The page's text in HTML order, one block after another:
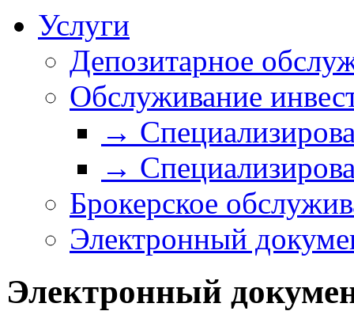
Услуги
Депозитарное
Обслуживание
→
→
Брокерское
Электронный
Электронный